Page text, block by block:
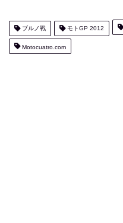
ブルノ戦 モトGP 2012
Motocuatro.com